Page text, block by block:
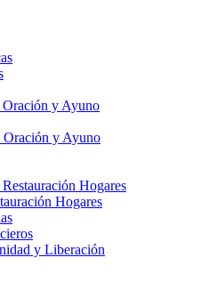
y Ayuno
Oración y Ayuno
Hogares
Hogares
y Liberación